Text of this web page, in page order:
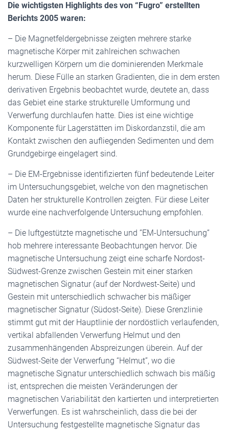
Die wichtigsten Highlights des von “Fugro” erstellten
Berichts 2005 waren:
– Die Magnetfeldergebnisse zeigten mehrere starke
magnetische Körper mit zahlreichen schwachen
kurzwelligen Körpern um die dominierenden Merkmale
herum. Diese Fülle an starken Gradienten, die in dem ersten
derivativen Ergebnis beobachtet wurde, deutete an, dass
das Gebiet eine starke strukturelle Umformung und
Verwerfung durchlaufen hatte. Dies ist eine wichtige
Komponente für Lagerstätten im Diskordanzstil, die am
Kontakt zwischen den aufliegenden Sedimenten und dem
Grundgebirge eingelagert sind.
– Die EM-Ergebnisse identifizierten fünf bedeutende Leiter
im Untersuchungsgebiet, welche von den magnetischen
Daten her strukturelle Kontrollen zeigten. Für diese Leiter
wurde eine nachverfolgende Untersuchung empfohlen.
– Die luftgestützte magnetische und ”EM-Untersuchung”
hob mehrere interessante Beobachtungen hervor. Die
magnetische Untersuchung zeigt eine scharfe Nordost-
Südwest-Grenze zwischen Gestein mit einer starken
magnetischen Signatur (auf der Nordwest-Seite) und
Gestein mit unterschiedlich schwacher bis mäßiger
magnetischer Signatur (Südost-Seite). Diese Grenzlinie
stimmt gut mit der Hauptlinie der nordöstlich verlaufenden,
vertikal abfallenden Verwerfung Helmut und den
zusammenhängenden Abspreizungen überein. Auf der
Südwest-Seite der Verwerfung “Helmut”, wo die
magnetische Signatur unterschiedlich schwach bis mäßig
ist, entsprechen die meisten Veränderungen der
magnetischen Variabilität den kartierten und interpretierten
Verwerfungen. Es ist wahrscheinlich, dass die bei der
Untersuchung festgestellte magnetische Signatur das